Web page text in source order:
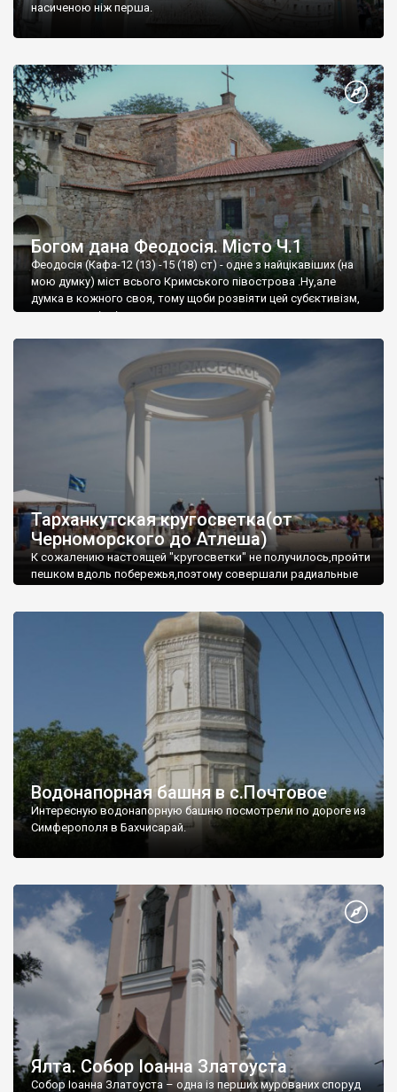
насиченою ніж перша.
Богом дана Феодосія. Місто Ч.1
Феодосія (Кафа-12 (13) -15 (18) ст) - одне з найцікавіших (на
мою думку) міст всього Кримського півострова .Ну,але
думка в кожного своя, тому щоби розвіяти цей субєктивізм,
запрошую відвідати це
Тарханкутская кругосветка(от
Черноморского до Атлеша)
К сожалению настоящей "кругосветки" не получилось,пройти
пешком вдоль побережья,поэтому совершали радиальные
Водонапорная башня в с.Почтовое
Интересную водонапорную башню посмотрели по дороге из
Симферополя в Бахчисарай.
Ялта. Собор Іоанна Златоуста
Собор Іоанна Златоуста – одна із перших мурованих споруд